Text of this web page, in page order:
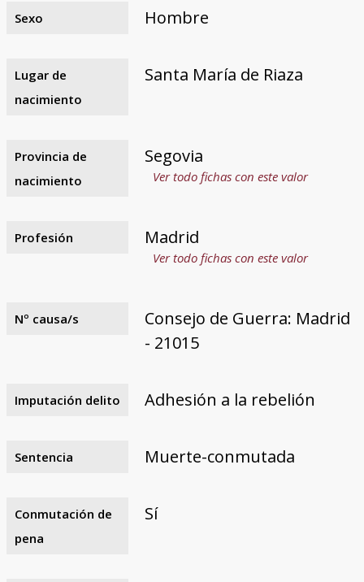
Sexo Hombre
Lugar de
nacimiento
Santa María de Riaza
Provincia de
nacimiento
Segovia
Ver todo fichas con este valor
Profesión Madrid
Ver todo fichas con este valor
Nº causa/s
Consejo de Guerra: Madrid
- 21015
Imputación delito Adhesión a la rebelión
Sentencia Muerte-conmutada
Conmutación de
pena
Sí